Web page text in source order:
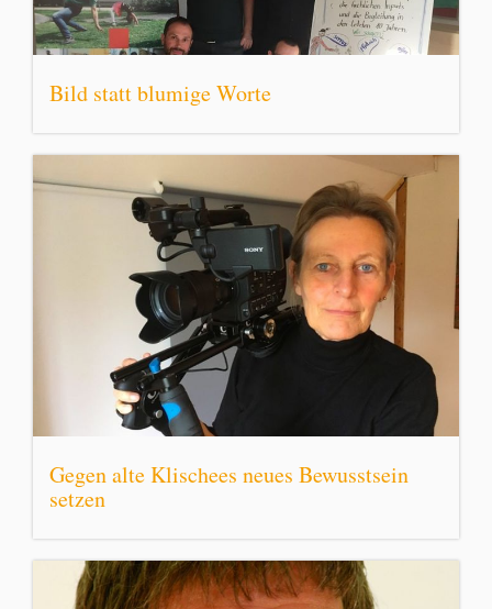
Bild statt blumige Worte
Gegen alte Klischees neues Bewusstsein
setzen